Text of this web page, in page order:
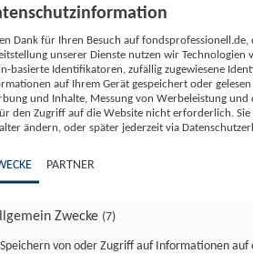
Inhalte, Messung von Werbeleistung
sowie Zielgruppenforschung.
ähnliche Online-Kennungen (z. B. login-
generierte Kennungen,
können zusammen mit anderen
und Browserinformationen,
unterstützte Technologien usw.) auf
oder von dort ausgelesen werden, um es
wenn es eine App oder einer Webseite
oder mehrere der hier aufgeführten
Dank für Ihren Besuch auf
unserer Dienste nutzen wir Technologien
basierte Identifikatoren, zufällig zugewiesene
auf Ihrem Gerät gespeichert oder
und Inhalte, Messung von Werbeleistung
den Zugriff auf die Website nicht erforderlich.
ändern, oder später jederzeit via
PARTNER
Zwecke (7)
Speichern von oder Zugriff auf Informationen auf